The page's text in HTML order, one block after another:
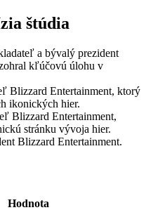
štúdia
a bývalý prezident
kľúčovú úlohu v
Blizzard Entertainment, ktorý
ikonických hier.
Blizzard Entertainment,
stránku vývoja hier.
Blizzard Entertainment.
Hodnota